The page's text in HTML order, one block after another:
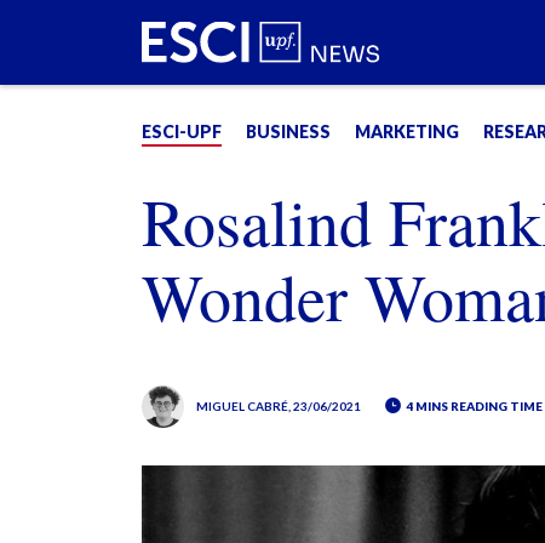
ESCI-UPF BUSINESS MARKETING
Rosalind
Wonder
MIGUEL CABRÉ , 23/06/2021 4 MINS READING TIME